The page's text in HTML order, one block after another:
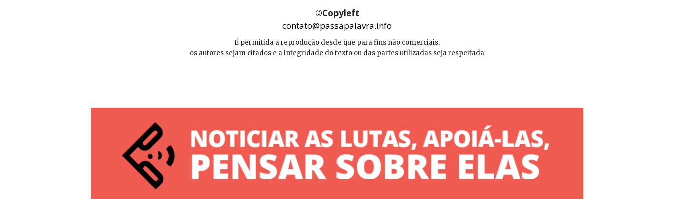
©Copyleft
contato@passapalavra.info
É permitida a reprodução desde que para fins não comerciais,
os autores sejam citados e a integridade do texto ou das partes utilizadas seja respeitada